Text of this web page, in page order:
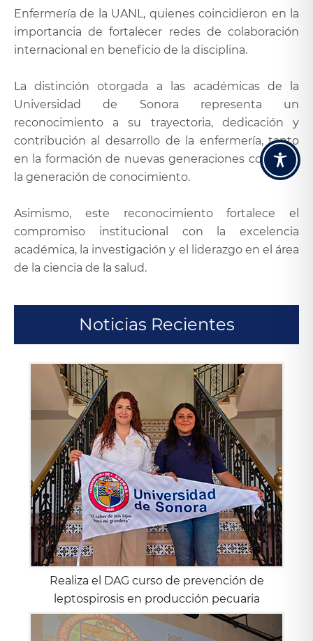
Enfermería de la UANL, quienes coincidieron en la
importancia de fortalecer redes de colaboración
internacional en beneficio de la disciplina.
La distinción otorgada a las académicas de la
Universidad de Sonora representa un
reconocimiento a su trayectoria, dedicación y
contribución al desarrollo de la enfermería, tanto
en la formación de nuevas generaciones como en
la generación de conocimiento.
Asimismo, este reconocimiento fortalece el
compromiso institucional con la excelencia
académica, la investigación y el liderazgo en el área
de la ciencia de la salud.
Noticias Recientes
Realiza el DAG curso de prevención de
leptospirosis en producción pecuaria